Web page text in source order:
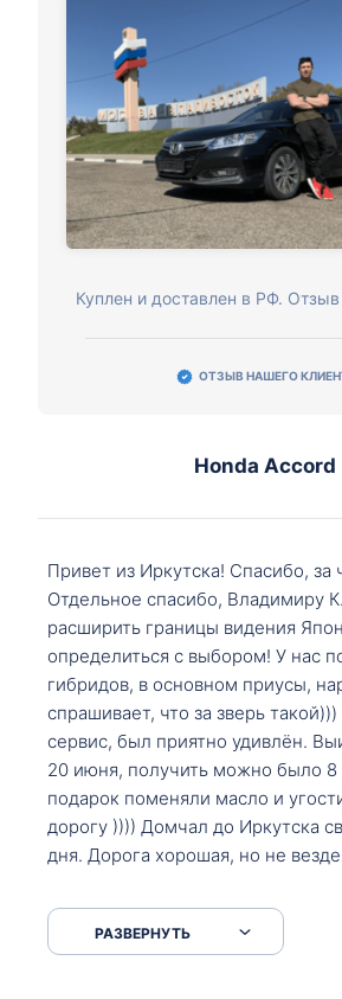
Куплен и доставлен в РФ.
ОТЗЫВ НАШЕГО
Honda Accord
Привет из Иркутска! Спасибо, за
Отдельное спасибо, Владимиру
расширить границы видения
определиться с выбором! У нас
гибридов, в основном приусы,
спрашивает, что за зверь
сервис, был приятно удивлён.
20 июня, получить можно было 8
подарок поменяли масло и
дорогу )))) Домчал до Иркутска
дня. Дорога хорошая, но не
серпантинах по пути следования.
РАЗВЕРНУТЬ